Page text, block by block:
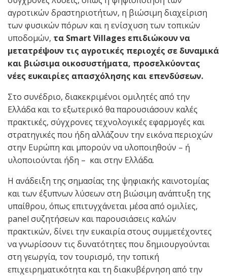
αγροτικών δραστηριοτήτων, η βιώσιμη διαχείριση
των φυσικών πόρων και η ενίσχυση των τοπικών
υποδομών, τα Smart Villages επιδιώκουν να
μετατρέψουν τις αγροτικές περιοχές σε δυναμικά
και βιώσιμα οικοσυστήματα, προσελκύοντας
νέες ευκαιρίες απασχόλησης και επενδύσεων.
Στο συνέδριο, διακεκριμένοι ομιλητές από την
Ελλάδα και το εξωτερικό θα παρουσιάσουν καλές
πρακτικές, σύγχρονες τεχνολογικές εφαρμογές και
στρατηγικές που ήδη αλλάζουν την εικόνα περιοχών
στην Ευρώπη και μπορούν να υλοποιηθούν – ή
υλοποιούνται ήδη – και στην Ελλάδα.
Η ανάδειξη της σημασίας της ψηφιακής καινοτομίας
και των έξυπνων λύσεων στη βιώσιμη ανάπτυξη της
υπαίθρου, όπως επιτυγχάνεται μέσα από ομιλίες,
panel συζητήσεων και παρουσιάσεις καλών
πρακτικών, δίνει την ευκαιρία στους συμμετέχοντες
να γνωρίσουν τις δυνατότητες που δημιουργούνται
στη γεωργία, τον τουρισμό, την τοπική
επιχειρηματικότητα και τη διακυβέρνηση από την